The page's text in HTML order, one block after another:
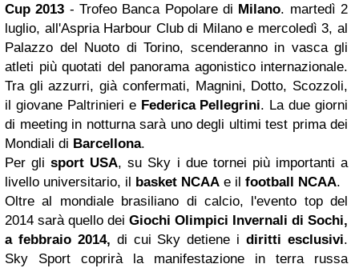
Cup 2013 - Trofeo Banca Popolare di Milano. martedì 2
luglio, all'Aspria Harbour Club di Milano e mercoledì 3, al
Palazzo del Nuoto di Torino, scenderanno in vasca gli
atleti più quotati del panorama agonistico internazionale.
Tra gli azzurri, già confermati, Magnini, Dotto, Scozzoli,
il giovane Paltrinieri e Federica Pellegrini. La due giorni
di meeting in notturna sarà uno degli ultimi test prima dei
Mondiali di Barcellona.
Per glisport USA, su Sky i due tornei più importanti a
livello universitario, il
basket NCAA e il football NCAA.
Oltre al mondiale brasiliano di calcio, l'evento top del
2014 sarà quello dei Giochi Olimpici Invernali di Sochi,
a febbraio 2014, di cui Sky detiene idiritti esclusivi.
Sky Sport coprirà la manifestazione in terra russa